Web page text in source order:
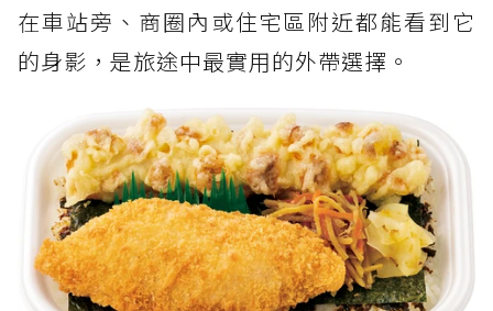
在車站旁、商圈內或住宅區附近都能看到它
的身影，是旅途中最實用的外帶選擇。